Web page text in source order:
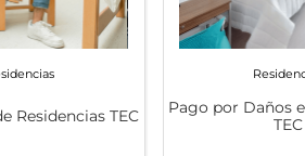
Residencias TEC
Pago por Daños
TEC